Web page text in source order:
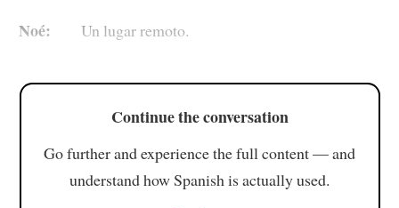
Noé: Un lugar remoto.
Continue the conversation
Go further and experience the full content — and
understand how Spanish is actually used.